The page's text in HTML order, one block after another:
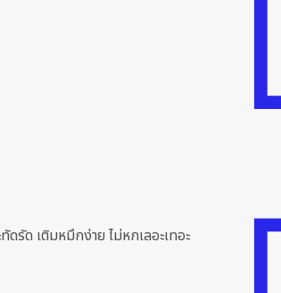
รัด เติมหมึกง่าย ไม่หกเลอะเทอะ